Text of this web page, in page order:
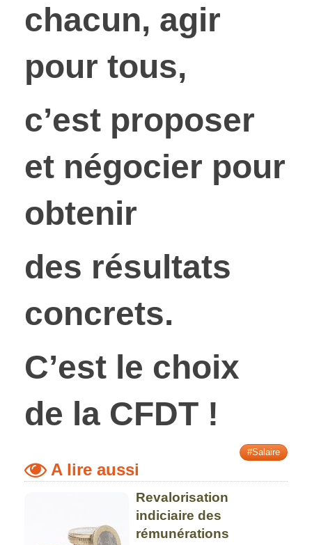
chacun, agir
pour tous,
c’est proposer
et négocier pour
obtenir
des résultats
concrets.
C’est le choix
de la CFDT !
#Salaire
A lire aussi
Revalorisation
indiciaire des
rémunérations